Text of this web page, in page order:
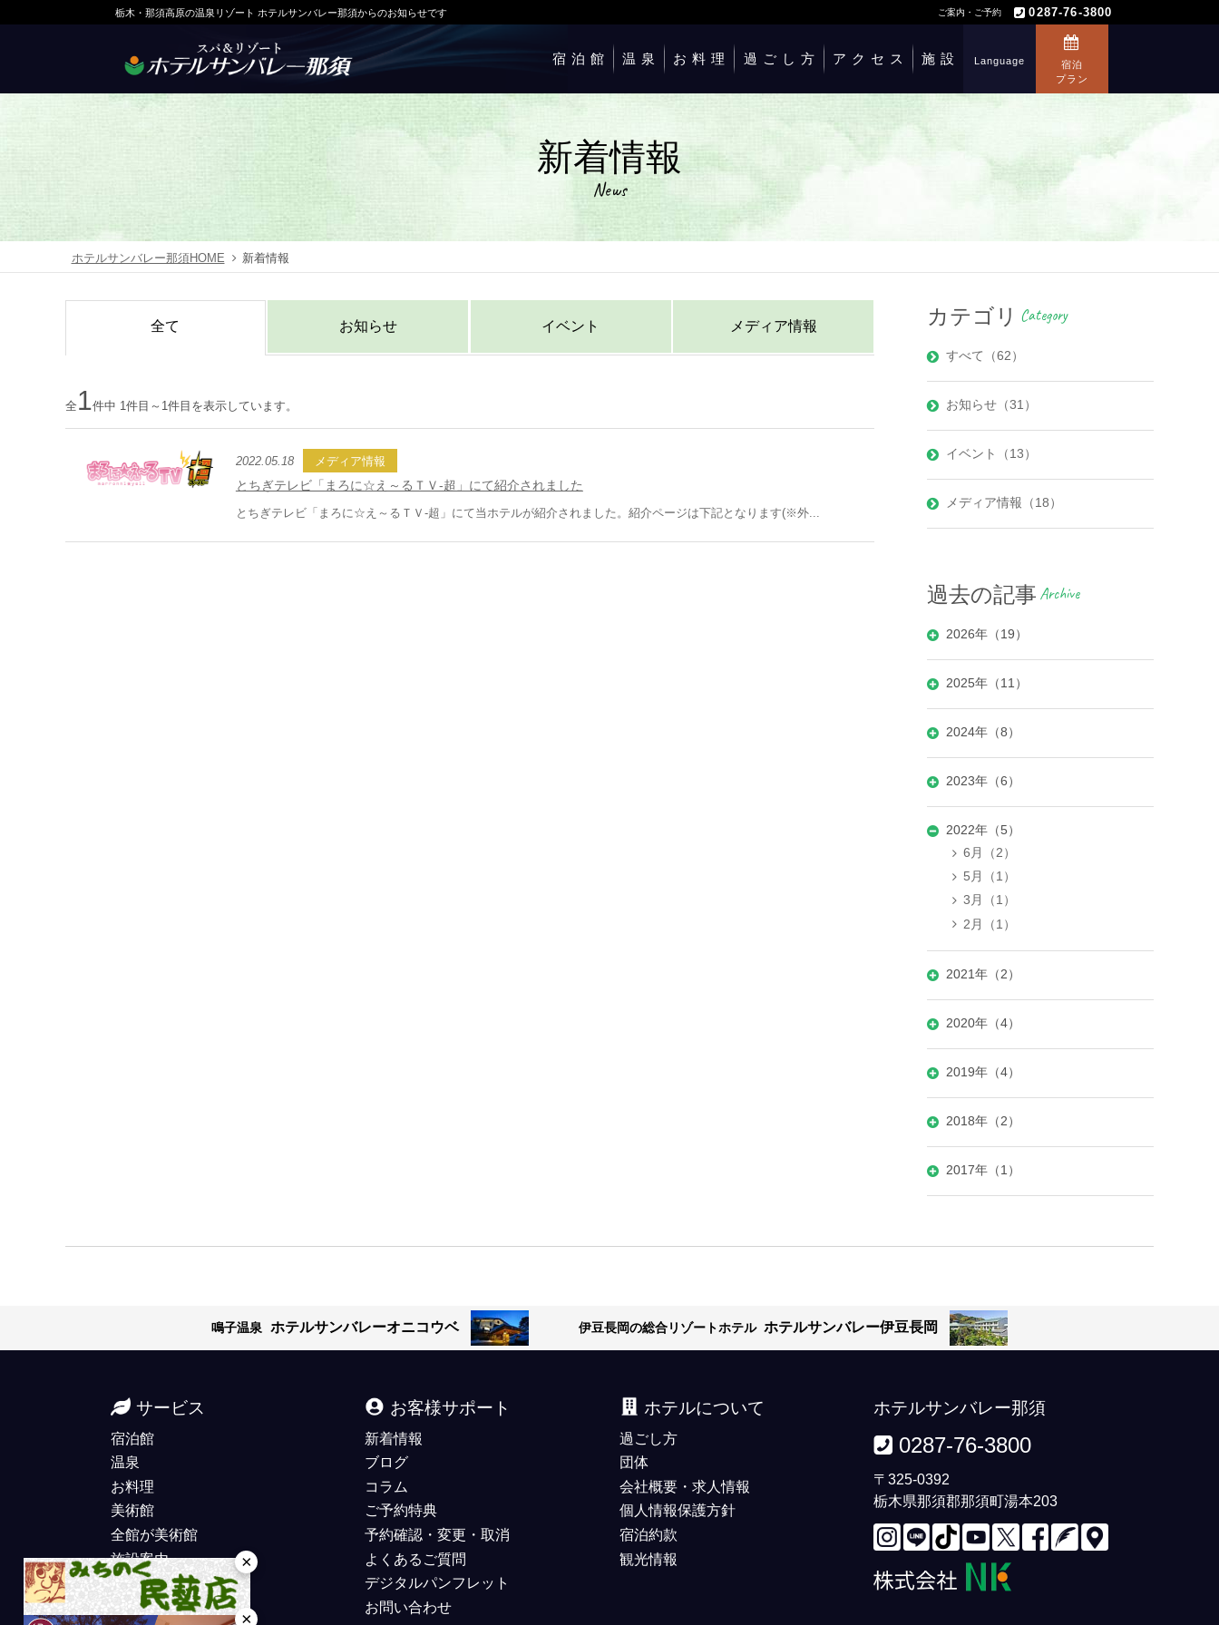
栃木・那須高原の温泉リゾート ホテルサンバレー那須からのお知らせです ご案内・ご予約 0287-76-3800
宿泊館 温泉 お料理 過ごし方 アクセス 施設 Language
宿泊
プラン
新着情報
News
ホテルサンバレー那須HOME 新着情報
全て お知らせ イベント メディア情報
全1件中 1件目～1件目を表示しています。
2022.05.18 メディア情報
とちぎテレビ「まろに☆え～るＴＶ-超」にて紹介されました
とちぎテレビ「まろに☆え～るＴＶ-超」にて当ホテルが紹介されました。紹介ページは下記となります(※外...
カテゴリ Category
すべて（62）
お知らせ（31）
イベント（13）
メディア情報（18）
過去の記事 Archive
2026年（19）
2025年（11）
2024年（8）
2023年（6）
2022年（5）
6月（2）
5月（1）
3月（1）
2月（1）
2021年（2）
2020年（4）
2019年（4）
2018年（2）
2017年（1）
鳴子温泉 ホテルサンバレーオニコウベ 伊豆長岡の総合リゾートホテル ホテルサンバレー伊豆長岡
サービス
宿泊館
温泉
お料理
美術館
全館が美術館
施設案内
お客様サポート
新着情報
ブログ
コラム
ご予約特典
予約確認・変更・取消
よくあるご質問
デジタルパンフレット
お問い合わせ
ホテルについて
過ごし方
団体
会社概要・求人情報
個人情報保護方針
宿泊約款
観光情報
ホテルサンバレー那須
0287-76-3800
〒325-0392
栃木県那須郡那須町湯本203
×
×